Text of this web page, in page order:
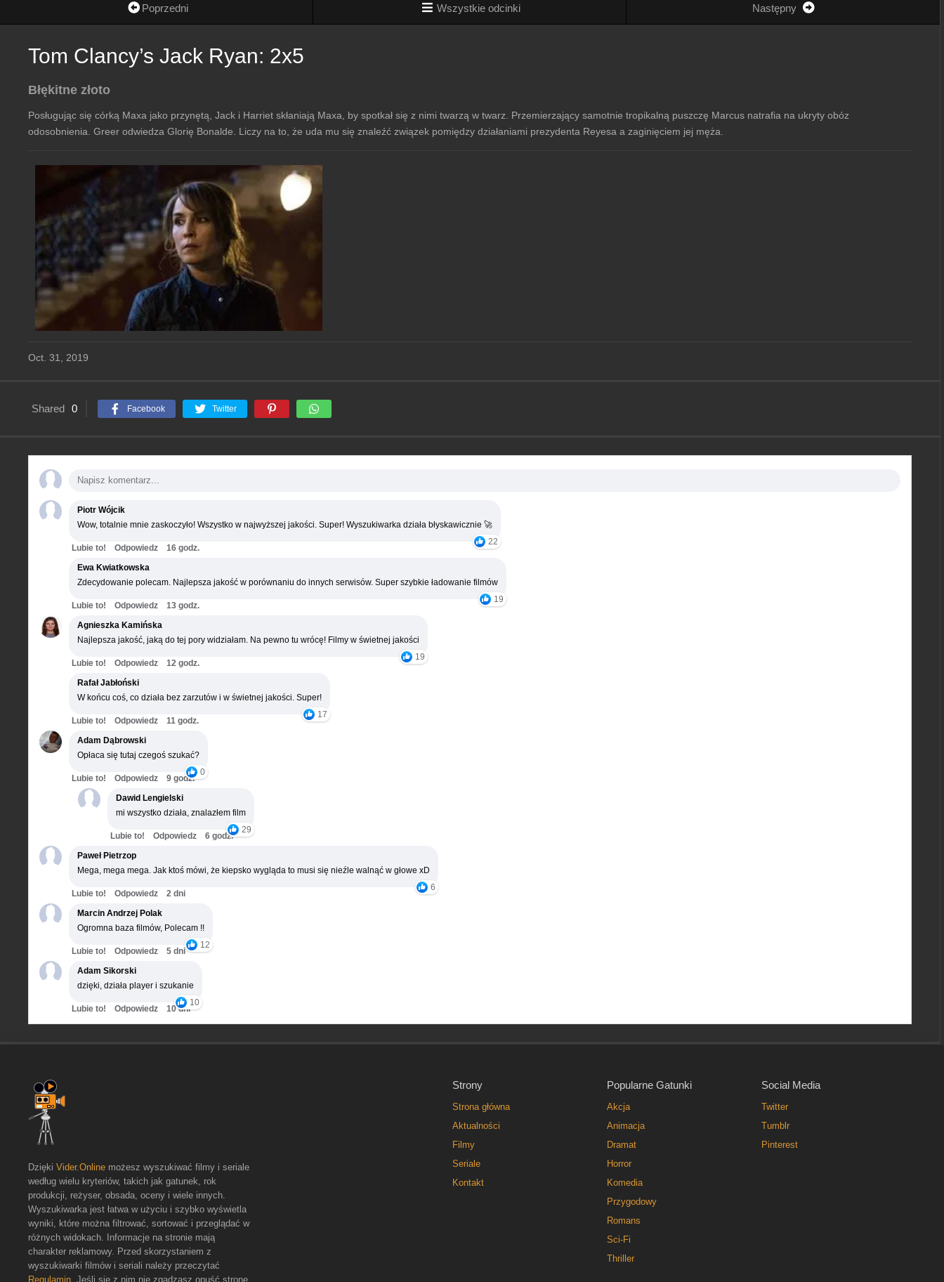
Poprzedni Wszystkie odcinki Następny
Tom Clancy’s Jack Ryan: 2x5
Błękitne złoto
Posługując się córką Maxa jako przynętą, Jack i Harriet skłaniają Maxa, by spotkał się z nimi twarzą w twarz. Przemierzający samotnie tropikalną puszczę Marcus natrafia na ukryty obóz
odosobnienia. Greer odwiedza Glorię Bonalde. Liczy na to, że uda mu się znaleźć związek pomiędzy działaniami prezydenta Reyesa a zaginięciem jej męża.
Oct. 31, 2019
Shared 0 Facebook Twitter
Piotr Wójcik
Wow, totalnie mnie zaskoczyło! Wszystko w najwyższej jakości. Super! Wyszukiwarka działa błyskawicznie 🚀
22
Lubie to! Odpowiedz
16 godz.
Ewa Kwiatkowska
Zdecydowanie polecam. Najlepsza jakość w porównaniu do innych serwisów. Super szybkie ładowanie filmów
19
Lubie to! Odpowiedz
13 godz.
Agnieszka Kamińska
Najlepsza jakość, jaką do tej pory widziałam. Na pewno tu wrócę! Filmy w świetnej jakości
19
Lubie to! Odpowiedz
12 godz.
Rafał Jabłoński
W końcu coś, co działa bez zarzutów i w świetnej jakości. Super!
17
Lubie to! Odpowiedz
11 godz.
Adam Dąbrowski
Opłaca się tutaj czegoś szukać?
0
Lubie to! Odpowiedz
9 godz.
Dawid Lengielski
mi wszystko działa, znalazłem film
29
Lubie to! Odpowiedz
6 godz.
Paweł Pietrzop
Mega, mega mega. Jak ktoś mówi, że kiepsko wygląda to musi się nieźle walnąć w głowe xD
6
Lubie to! Odpowiedz
2 dni
Marcin Andrzej Polak
Ogromna baza filmów, Polecam !!
12
Lubie to! Odpowiedz
5 dni
Adam Sikorski
dzięki, działa player i szukanie
10
Lubie to! Odpowiedz 10 dni
Strony
Strona główna
Aktualności
Filmy
Seriale
Kontakt
Popularne Gatunki
Akcja
Animacja
Dramat
Horror
Komedia
Przygodowy
Romans
Sci-Fi
Thriller
Social Media
Twitter
Tumblr
Pinterest
Dzięki Vider.Online możesz wyszukiwać filmy i seriale
według wielu kryteriów, takich jak gatunek, rok
produkcji, reżyser, obsada, oceny i wiele innych.
Wyszukiwarka jest łatwa w użyciu i szybko wyświetla
wyniki, które można filtrować, sortować i przeglądać w
różnych widokach. Informacje na stronie mają
charakter reklamowy. Przed skorzystaniem z
wyszukiwarki filmów i seriali należy przeczytać
Regulamin . Jeśli się z nim nie zgadzasz opuść stronę.